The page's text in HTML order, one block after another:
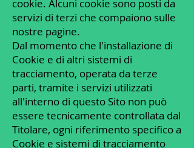
cookie. Alcuni cookie sono posti da
servizi di terzi che compaiono sulle
nostre pagine.
Dal momento che l'installazione di
Cookie e di altri sistemi di
tracciamento, operata da terze
parti, tramite i servizi utilizzati
all'interno di questo Sito non può
essere tecnicamente controllata dal
Titolare, ogni riferimento specifico a
Cookie e sistemi di tracciamento